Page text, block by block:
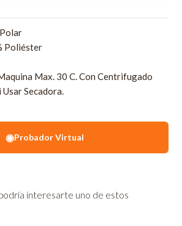
Poliéster
Max. 30 C. Con Centrifugado
Secadora.
◉Probador Virtual
interesarte uno de estos